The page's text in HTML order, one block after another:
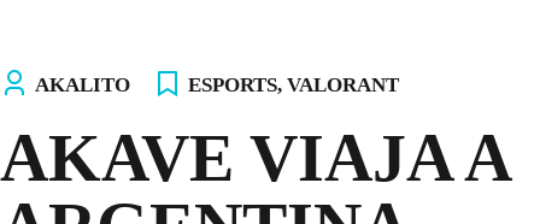
AKALITO ESPORTS, VALORANT
AKAVE VIAJA A